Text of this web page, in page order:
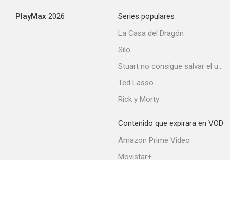
PlayMax 2026
Series populares
La Casa del Dragón
Silo
Stuart no consigue salvar el universo
Ted Lasso
Rick y Morty
Contenido que expirara en VOD
Amazon Prime Video
Movistar+